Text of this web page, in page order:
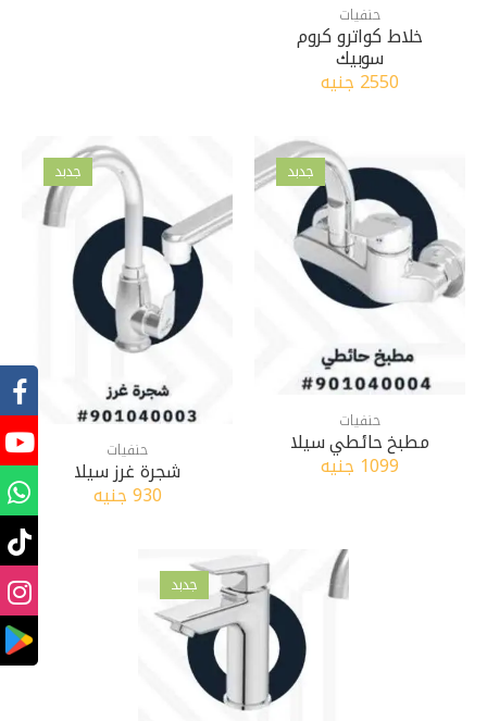
حنفيات
خلاط كواترو كروم
سوبيك
2550 جنيه
جدبد
حنفيات
مطبخ حائطي سيلا
1099 جنيه
جدبد
حنفيات
شجرة غرز سيلا
930 جنيه
جدبد